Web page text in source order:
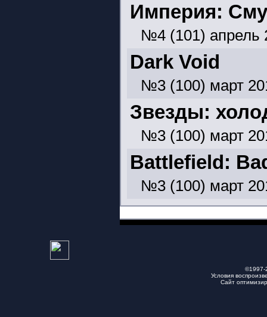
Империя:
№4 (101) апрель
Dark Void
№3 (100) март
Звезды:
№3 (100) март
Battlefield:
№3 (100) март
Условия
Сайт